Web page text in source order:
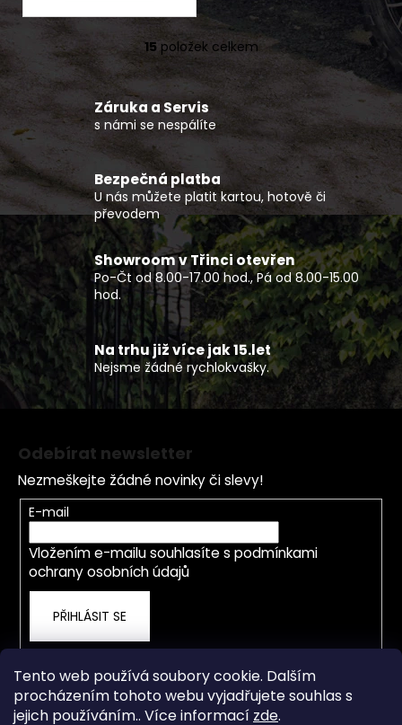
Tento web používá soubory cookie. Dalším
procházením tohoto webu vyjadřujete souhlas s
jejich používáním.. Více informací zde.
O
l
á
d
c
í
p
r
v
k
y
v
ý
p
i
s
u
15položek celkem
Záruka a Servis
s námi se nespálíte
Bezpečná platba
U nás můžete platit kartou, hotově či
převodem
Showroom v Třinci otevřen
Po-Čt od 8.00-17.00 hod., Pá od 8.00-15.00
hod.
Na trhu již více jak 15.let
Nejsme žádné rychlokvašky.
Odebírat newsletter
Nezmeškejte žádné novinky či slevy!
E-mail
Vložením e-mailu souhlasíte s podmínkami
ochrany osobních údajů
PŘIHLÁSIT SE